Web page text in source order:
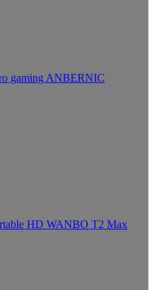
gaming ANBERNIC
HD WANBO T2 Max